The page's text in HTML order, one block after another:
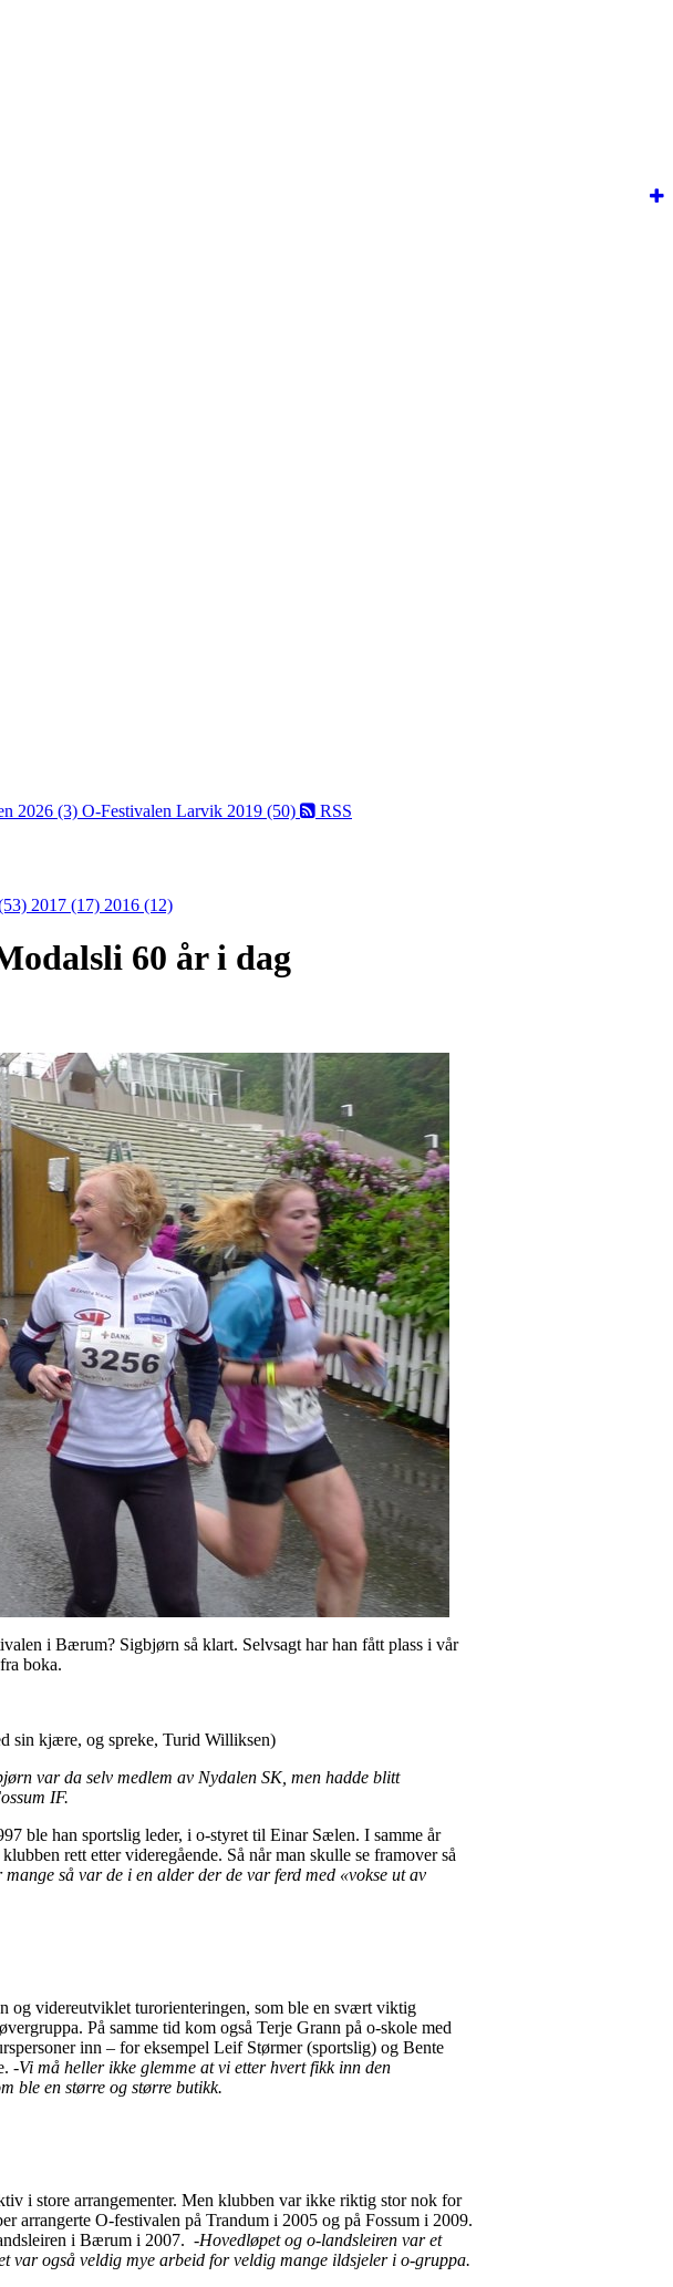
2026 (3) O-Festivalen Larvik 2019 (50) RSS
2017 (17) 2016 (12)
60 år i dag
i Bærum? Sigbjørn så klart. Selvsagt har han fått plass i vår
boka.
sin kjære, og spreke, Turid Williksen)
var da selv medlem av Nydalen SK, men hadde blitt
IF.
ble han sportslig leder, i o-styret til Einar Sælen. I samme år
rett etter videregående. Så når man skulle se framover så
så var de i en alder der de var ferd med «vokse ut av
og videreutviklet turorienteringen, som ble en svært viktig
På samme tid kom også Terje Grann på o-skole med
inn – for eksempel Leif Størmer (sportslig) og Bente
-Vi må heller ikke glemme at vi etter hvert fikk inn den
ble en større og større butikk.
i store arrangementer. Men klubben var ikke riktig stor nok for
arrangerte O-festivalen på Trandum i 2005 og på Fossum i 2009.
i Bærum i 2007. -Hovedløpet og o-landsleiren var et
var også veldig mye arbeid for veldig mange ildsjeler i o-gruppa.